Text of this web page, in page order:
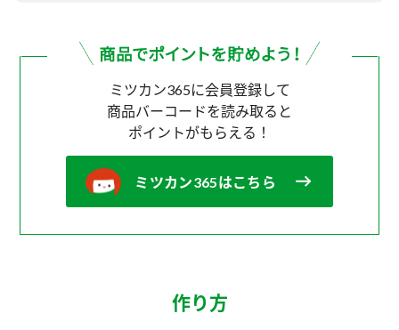
ミツカン365に会員登録して
商品バーコードを読み取ると
ポイントがもらえる！
ミツカン365はこちら
作り方